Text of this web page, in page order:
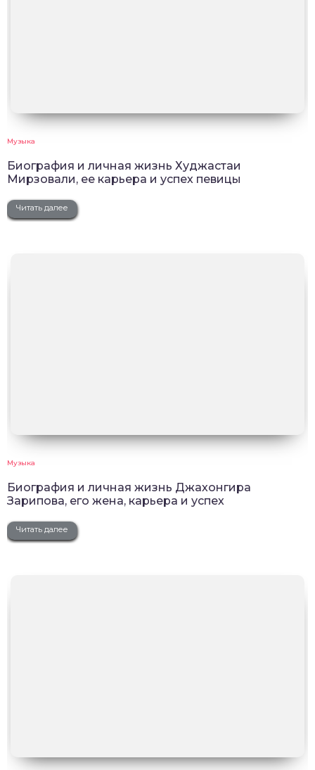
Музыка
Биография и личная жизнь Худжастаи
Мирзовали, ее карьера и успех певицы
Читать далее
Музыка
Биография и личная жизнь Джахонгира
Зарипова, его жена, карьера и успех
Читать далее